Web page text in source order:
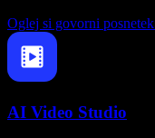
Oglej si govorni posnetek
AI Video Studio